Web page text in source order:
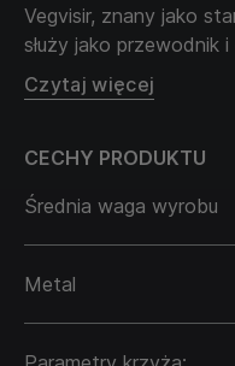
Vegvisir, znany jako
służy jako przewodnik
symbolizując ideę
determinacji w
równowagę, często
życiową. Te symbole
osobistej ścieżki i
Ten wisiorek jest
duchowego rozwoju,
Czytaj więcej
CECHY PRODUKTU
Średnia waga wyrobu
Metal